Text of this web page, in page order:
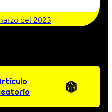
del 2023